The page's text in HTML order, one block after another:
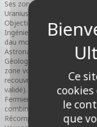
Ses zones volcaniques
Uranius Tholus. Hecates
Objectifs :
Ingénieur - avoir une
dau moins 10,
Astronaute - avoir au moins
Géologue - posséder au
zone volcanique (vous
recouvrant une zone
validé).
Fermier - avoir au moins 5
combinées.
Récompense :
Ce
le
que